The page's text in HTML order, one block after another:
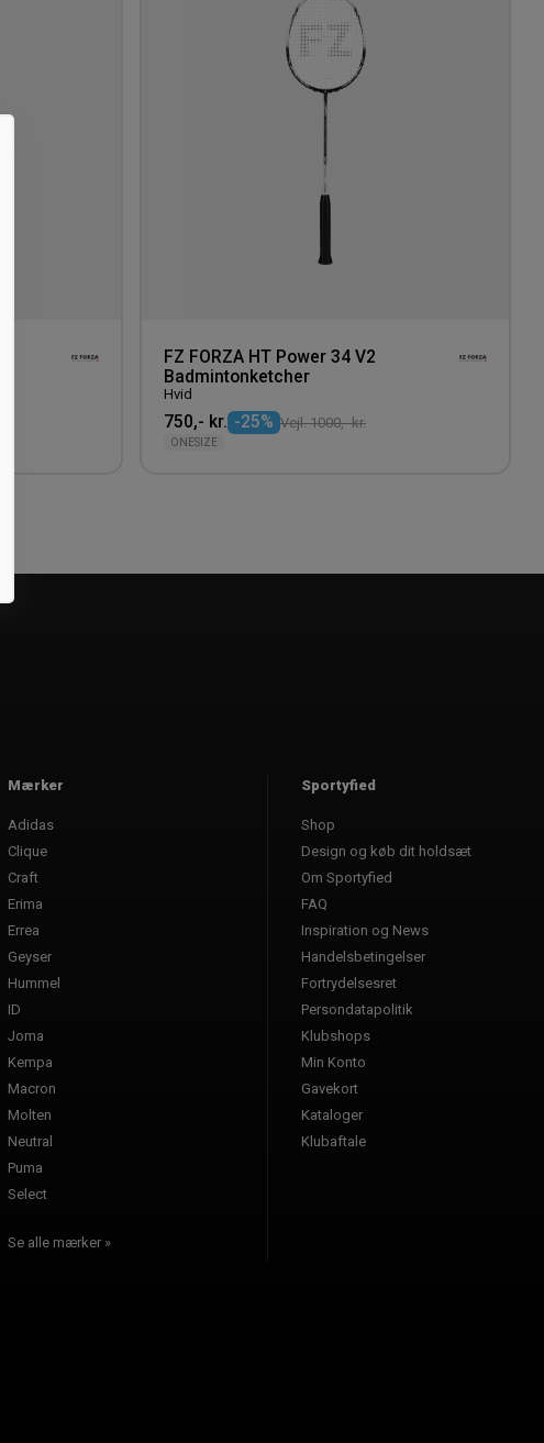
FZ FORZA HT Power 34 V2
Badmintonketcher
Hvid
750,- kr. -25% Vejl. 1000,- kr.
ONESIZE
Mærker
Adidas
Clique
Craft
Erima
Errea
Geyser
Hummel
ID
Joma
Kempa
Macron
Molten
Neutral
Puma
Select
Se alle mærker »
Sportyfied
Shop
Design og køb dit holdsæt
Om Sportyfied
FAQ
Inspiration og News
Handelsbetingelser
Fortrydelsesret
Persondatapolitik
Klubshops
Min Konto
Gavekort
Kataloger
Klubaftale